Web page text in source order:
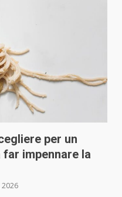
per un
impennare la
2026